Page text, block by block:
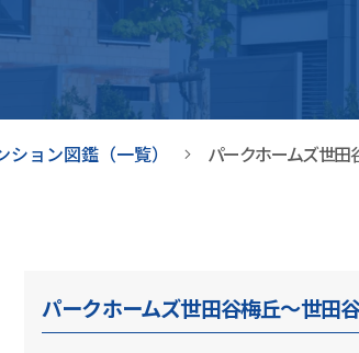
ション図鑑（一覧） パークホームズ世田
パークホームズ世田谷梅丘～世田